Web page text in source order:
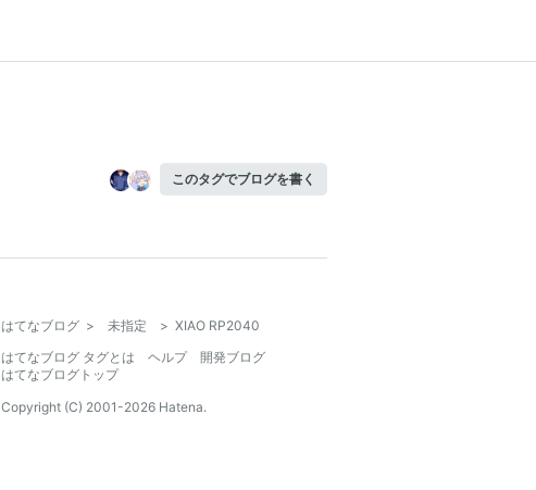
このタグでブログを書く
はてなブログ > 未指定 > XIAO RP2040
はてなブログ タグとは
ヘルプ
開発ブログ
はてなブログトップ
Copyright (C) 2001-2026 Hatena.